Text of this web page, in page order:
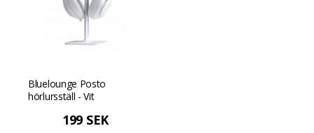
Bluelounge Posto
hörlursställ - Vit
199 SEK